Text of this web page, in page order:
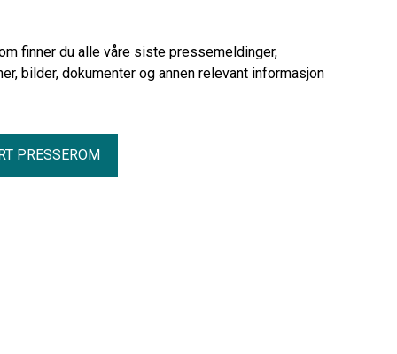
finner du alle våre siste pressemeldinger,
bilder, dokumenter og annen relevant informasjon
PRESSEROM